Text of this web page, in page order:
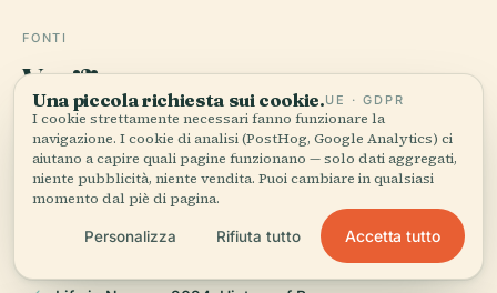
FONTI
Verificato,e mostrato.
Ricercata e scritta dal team editoriale di Audiala a
partire da documenti storici, archivi architettonici e
conoscenza del territorio.
Ultima revisione: August 2025
Una piccola richiesta sui cookie.UE · GDPR
I cookie strettamente necessari fanno funzionare la
navigazione. I cookie di analisi (PostHog, Google Analytics) ci
aiutano a capire quali pagine funzionano — solo dati aggregati,
niente pubblicità, niente vendita. Puoi cambiare in qualsiasi
momento dal piè di pagina.
Personalizza Rifiuta tutto Accetta tutto